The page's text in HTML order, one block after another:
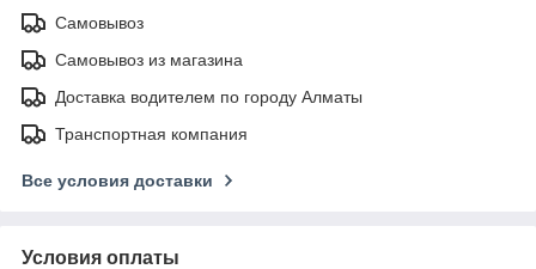
Самовывоз
Самовывоз из магазина
Доставка водителем по городу Алматы
Транспортная компания
Все условия доставки
Условия оплаты